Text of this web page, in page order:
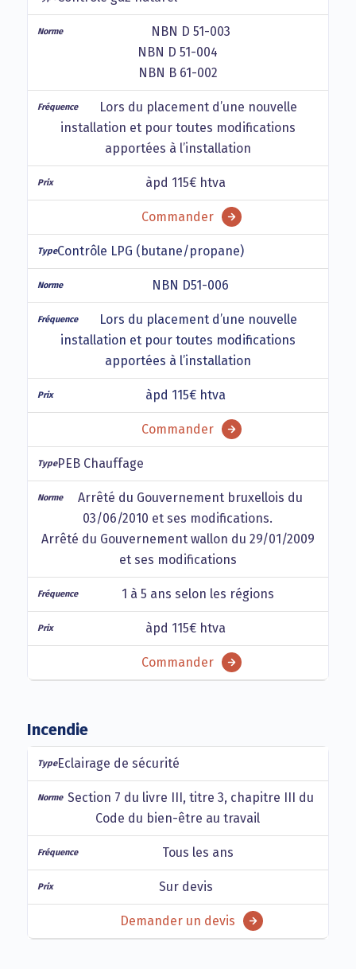
NBN D 51-003
NBN D 51-004
NBN B 61-002
Lors du placement d’une nouvelle
installation et pour toutes modifications
apportées à l’installation
àpd 115€ htva
Commander
Contrôle LPG (butane/propane)
NBN D51-006
Lors du placement d’une nouvelle
installation et pour toutes modifications
apportées à l’installation
àpd 115€ htva
Commander
PEB Chauffage
Arrêté du Gouvernement bruxellois du
03/06/2010 et ses modifications.
Arrêté du Gouvernement wallon du 29/01/2009
et ses modifications
1 à 5 ans selon les régions
àpd 115€ htva
Commander
Incendie
Eclairage de sécurité
Section 7 du livre III, titre 3, chapitre III du
Code du bien-être au travail
Tous les ans
Sur devis
Demander un devis